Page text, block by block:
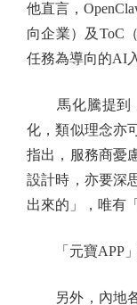
他直言，
向企業）及ToC
任務為導向的AI
馬化騰提到，
化，類似理念亦
指出，服務商憂
設計時，亦要深
出來的」，唯有
「元寶APP」
另外，內地各